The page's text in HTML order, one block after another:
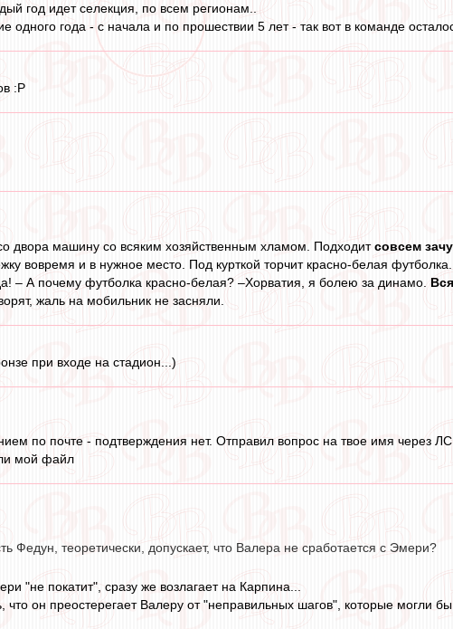
год идет селекция, по всем регионам..
года - с начала и по прошествии 5 лет - так вот в команде
:P
двора машину со всяким хозяйственным хламом. Подходитсовсем
вовремя и в нужное место. Под курткой торчит красно-белая
– А почему футболка красно-белая? –Хорватия, я болею за динамо.
жаль на мобильник не засняли.
при входе на стадион...)
по почте - подтверждения нет. Отправил вопрос на твое имя через
мой файл
Федун, теоретически, допускает, что Валера не сработается с Эмери?
"не покатит", сразу же возлагает на Карпина...
он преостерегает Валеру от "неправильных шагов", которые могли